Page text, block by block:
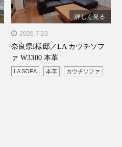
" alt="奈良県I様邸／LA カ
ウチソファ W3300 本革"/>
詳しく見る
2026.7.23
奈良県I様邸／LA カウチソフ
ァ W3300 本革
LA SOFA 本革 カウチソファ